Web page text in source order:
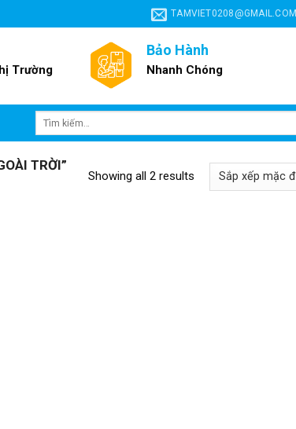
TAMVIET0208@GMAIL.COM
Trường
Bảo Hành
Nhanh Chóng
Tìm
TRỜI”
Showing all 2 results